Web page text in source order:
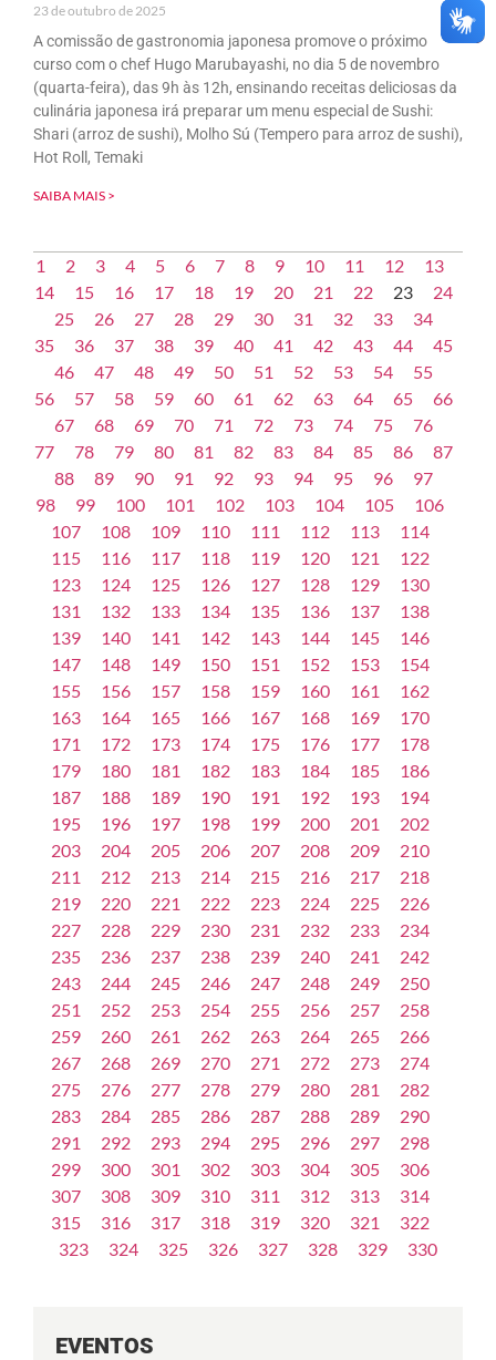
23 de outubro de 2025
A comissão de gastronomia japonesa promove o próximo
curso com o chef Hugo Marubayashi, no dia 5 de novembro
(quarta-feira), das 9h às 12h, ensinando receitas deliciosas da
culinária japonesa irá preparar um menu especial de Sushi:
Shari (arroz de sushi), Molho Sú (Tempero para arroz de sushi),
Hot Roll, Temaki
SAIBA MAIS >
1 2 3 4 5 6 7 8 9 10 11 12
13
14
15 16 17 18 19 20 21 22 23
24
25
26 27 28 29 30 31 32 33
34
35
36 37 38 39 40 41 42 43 44
45
46
47 48 49 50 51 52 53 54
55
56
57 58 59 60 61 62 63 64 65
66
67
68 69 70 71 72 73 74 75
76
77
78 79 80 81 82 83 84 85 86
87
88
89 90 91 92 93 94 95 96
97
98
99 100 101 102 103 104 105
106
107
108 109 110 111 112 113
114
115
116 117 118 119 120 121
122
123
124 125 126 127 128 129
130
131
132 133 134 135 136 137
138
139
140 141 142 143 144 145
146
147
148 149 150 151 152 153
154
155
156 157 158 159 160 161
162
163
164 165 166 167 168 169
170
171
172 173 174 175 176 177
178
179
180 181 182 183 184 185
186
187
188 189 190 191 192 193
194
195
196 197 198 199 200 201
202
203
204 205 206 207 208 209
210
211
212 213 214 215 216 217
218
219
220 221 222 223 224 225
226
227
228 229 230 231 232 233
234
235
236 237 238 239 240 241
242
243
244 245 246 247 248 249
250
251
252 253 254 255 256 257
258
259
260 261 262 263 264 265
266
267
268 269 270 271 272 273
274
275
276 277 278 279 280 281
282
283
284 285 286 287 288 289
290
291
292 293 294 295 296 297
298
299
300 301 302 303 304 305
306
307
308 309 310 311 312 313
314
315
316 317 318 319 320 321
322
323
324 325 326 327 328 329 330
EVENTOS